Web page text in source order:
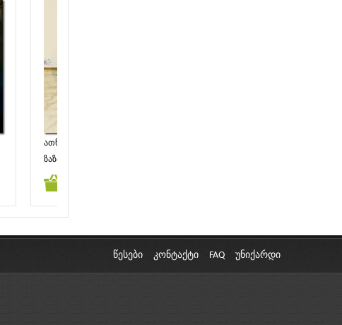
ათწამიანი სიზმრები
ზაზა ბიბილაშვილი
კალათაში დამატება
წესები კონტაქტი FAQ უნიქარდი